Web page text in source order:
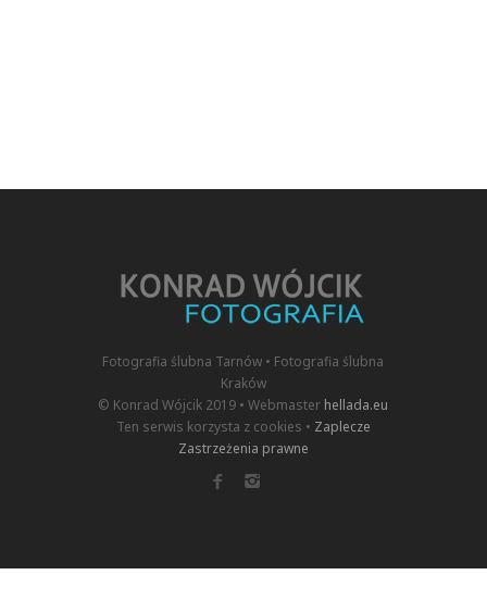
Fotografia ślubna Tarnów • Fotografia ślubna
Kraków
© Konrad Wójcik 2019 • Webmaster hellada.eu
Ten serwis korzysta z cookies • Zaplecze
Zastrzeżenia prawne